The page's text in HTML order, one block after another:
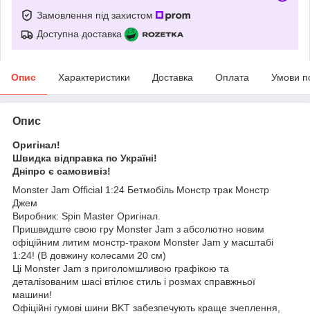
Замовлення під захистом
Доступна доставка
Опис Характеристики Доставка Оплата Умови
Опис
Оригінал!
Швидка відправка по Україні!
Дніпро є самовивіз!
Monster Jam Official 1:24 Бетмобіль Монстр трак Монстр
Джем
Виробник: Spin Master Оригінал.
Пришвидште свою гру Monster Jam з абсолютно новим
офіційним литим монстр-траком Monster Jam у масштабі
1:24! (В довжину колесами 20 см)
Ці Monster Jam з приголомшливою графікою та
деталізованим шасі втілює стиль і розмах справжньої
машини!
Офіційні гумові шини BKT забезпечують краще зчеплення,